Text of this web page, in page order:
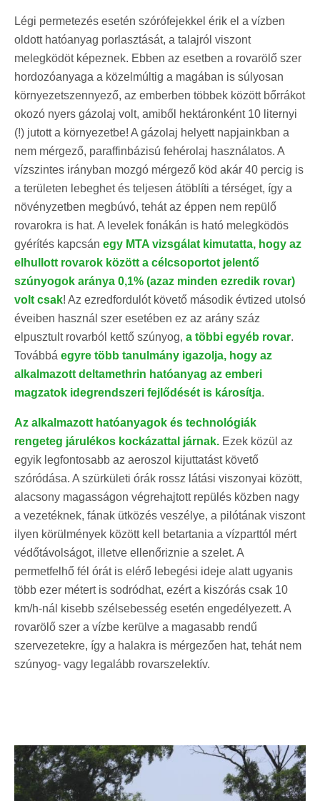
Légi permetezés esetén szórófejekkel érik el a vízben
oldott hatóanyag porlasztását, a talajról viszont
melegködöt képeznek. Ebben az esetben a rovarölő szer
hordozóanyaga a közelmúltig a magában is súlyosan
környezetszennyező, az emberben többek között bőrrákot
okozó nyers gázolaj volt, amiből hektáronként 10 liternyi
(!) jutott a környezetbe! A gázolaj helyett napjainkban a
nem mérgező, paraffinbázisú fehérolaj használatos. A
vízszintes irányban mozgó mérgező köd akár 40 percig is
a területen lebeghet és teljesen átöblíti a térséget, így a
növényzetben megbúvó, tehát az éppen nem repülő
rovarokra is hat. A levelek fonákán is ható melegködös
gyérítés kapcsán egy MTA vizsgálat kimutatta, hogy az
elhullott rovarok között a célcsoportot jelentő
szúnyogok aránya 0,1% (azaz minden ezredik rovar)
volt csak! Az ezredfordulót követő második évtized utolsó
éveiben használ szer esetében ez az arány száz
elpusztult rovarból kettő szúnyog, a többi egyéb rovar.
Továbbá egyre több tanulmány igazolja, hogy az
alkalmazott deltamethrin hatóanyag az emberi
magzatok idegrendszeri fejlődését is károsítja.
Az alkalmazott hatóanyagok és technológiák
rengeteg járulékos kockázattal járnak. Ezek közül az
egyik legfontosabb az aeroszol kijuttatást követő
szóródása. A szürkületi órák rossz látási viszonyai között,
alacsony magasságon végrehajtott repülés közben nagy
a vezetéknek, fának ütközés veszélye, a pilótának viszont
ilyen körülmények között kell betartania a vízparttól mért
védőtávolságot, illetve ellenőriznie a szelet. A
permetfelhő fél órát is elérő lebegési ideje alatt ugyanis
több ezer métert is sodródhat, ezért a kiszórás csak 10
km/h-nál kisebb szélsebesség esetén engedélyezett. A
rovarölő szer a vízbe kerülve a magasabb rendű
szervezetekre, így a halakra is mérgezően hat, tehát nem
szúnyog- vagy legalább rovarszelektív.